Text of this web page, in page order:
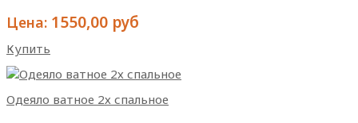
Цена: 1550,00 руб
Купить
Одеяло ватное 2х спальное